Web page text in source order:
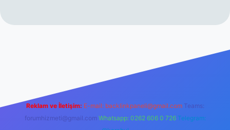
Reklam ve İletişim: E-mail: backlinkpaneli@gmail.com Teams:
forumhizmeti@gmail.com Whatsapp: 0262 606 0 726 Telegram: